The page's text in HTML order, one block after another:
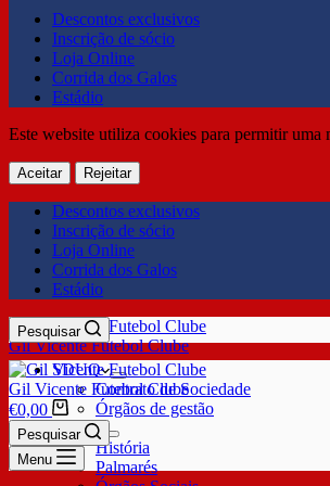
Descontos exclusivos
Inscrição de sócio
Loja Online
Corrida dos Galos
Estádio
Este website utiliza cookies para permitir uma
Aceitar Rejeitar
Descontos exclusivos
Inscrição de sócio
Loja Online
Corrida dos Galos
Estádio
Gil Vicente Futebol Clube
Pesquisar
SDUQ
Contrato de Sociedade
Órgãos de gestão
Clube
História
Palmarés
Gil Vicente Futebol Clube
€0,00
Pesquisar
Menu